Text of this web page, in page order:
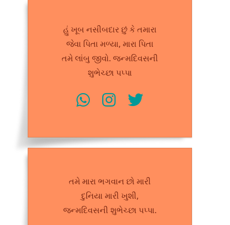
હું ખૂબ નસીબદાર છું કે તમારા
જેવા પિતા મળ્યા, મારા પિતા
તમે લાંબુ જીવો. જન્મદિવસની
શુભેચ્છા પપ્પા
તમે મારા ભગવાન છો મારી
દુનિયા મારી ખુશી,
જન્મદિવસની શુભેચ્છા પપ્પા.